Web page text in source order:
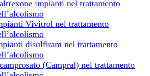
impianti nel trattamento
Vivitrol nel trattamento
disulfiram nel trattamento
(Campral) nel trattamento